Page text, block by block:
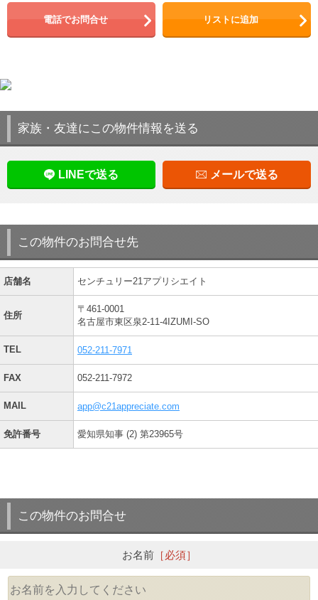
電話でお問合せ リストに追加
家族・友達にこの物件情報を送る
LINEで送る メールで送る
この物件のお問合せ先
店舗名 センチュリー21アプリシエイト
住所
〒461-0001
名古屋市東区泉2-11-4IZUMI-SO
TEL 052-211-7971
FAX 052-211-7972
MAIL app@c21appreciate.com
免許番号 愛知県知事 (2) 第23965号
この物件のお問合せ
お名前［必須］